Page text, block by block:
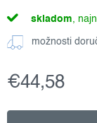
skladom
možnosti
€44,58
cena: